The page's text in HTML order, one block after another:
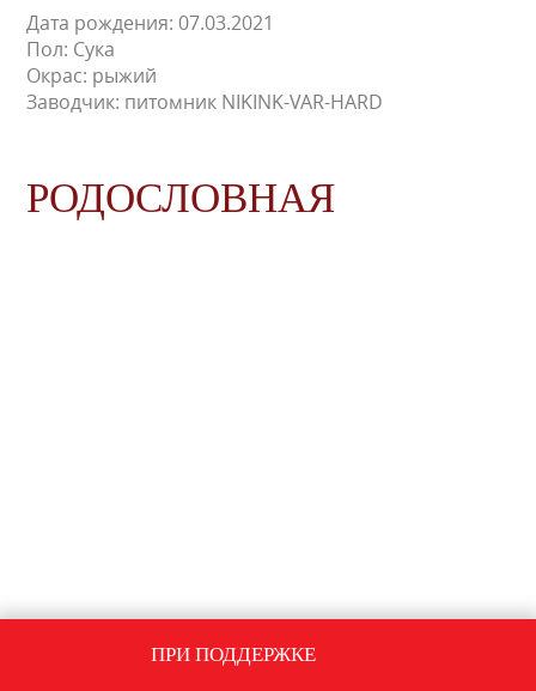
Дата рождения: 07.03.2021
Пол: Сука
Окрас: рыжий
Заводчик: питомник NIKINK-VAR-HARD
РОДОСЛОВНАЯ
ПРИ ПОДДЕРЖКЕ